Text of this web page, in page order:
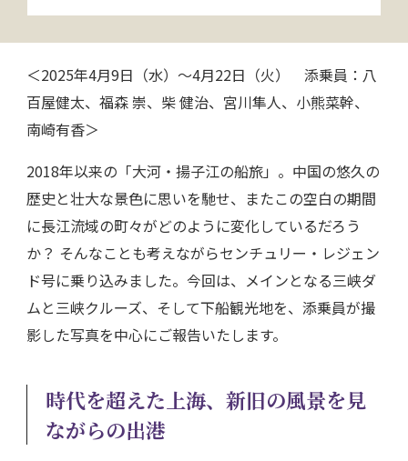
＜2025年4月9日（水）～4月22日（火） 添乗員：八
百屋健太、福森 崇、柴 健治、宮川隼人、小熊菜幹、
南崎有香＞
2018年以来の「大河・揚子江の船旅」。中国の悠久の
歴史と壮大な景色に思いを馳せ、またこの空白の期間
に長江流域の町々がどのように変化しているだろう
か？ そんなことも考えながらセンチュリー・レジェン
ド号に乗り込みました。今回は、メインとなる三峡ダ
ムと三峡クルーズ、そして下船観光地を、添乗員が撮
影した写真を中心にご報告いたします。
時代を超えた上海、新旧の風景を見
ながらの出港